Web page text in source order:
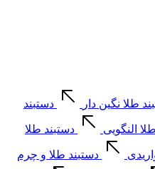
طلا نگین دار دستبند
النگویی دستبند طلا
دستبند طلا و چرم